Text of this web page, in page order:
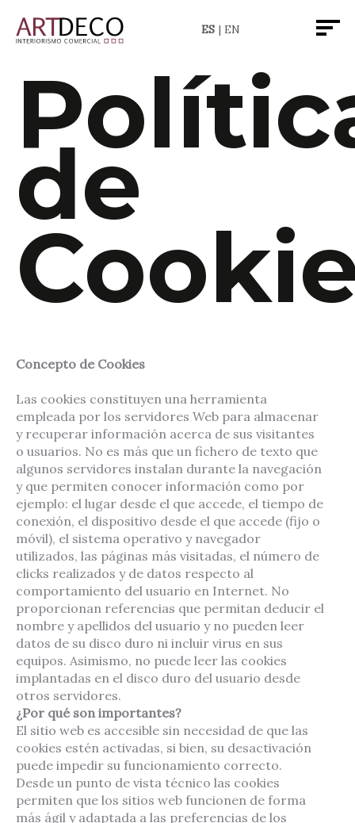
ES EN
de
Concepto de Cookies
Las cookies constituyen una herramienta
empleada por los servidores Web para almacenar
y recuperar información acerca de sus visitantes
o usuarios. No es más que un fichero de texto que
algunos servidores instalan durante la navegación
y que permiten conocer información como por
ejemplo: el lugar desde el que accede, el tiempo de
conexión, el dispositivo desde el que accede (fijo o
móvil), el sistema operativo y navegador
utilizados, las páginas más visitadas, el número de
clicks realizados y de datos respecto al
comportamiento del usuario en Internet. No
proporcionan referencias que permitan deducir el
nombre y apellidos del usuario y no pueden leer
datos de su disco duro ni incluir virus en sus
equipos. Asimismo, no puede leer las cookies
implantadas en el disco duro del usuario desde
otros servidores.
¿Por qué son importantes?
El sitio web es accesible sin necesidad de que las
cookies estén activadas, si bien, su desactivación
puede impedir su funcionamiento correcto.
Desde un punto de vista técnico las cookies
permiten que los sitios web funcionen de forma
más ágil y adaptada a las preferencias de los